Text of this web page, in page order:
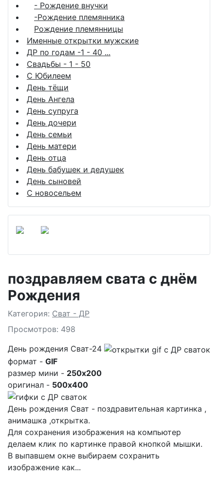
- Рождение внучки
-Рождение племянника
Рождение племянницы
Именные открытки мужские
ДР по годам -1 - 40 ...
Свадьбы - 1 - 50
С Юбилеем
День тёщи
День Ангела
День супруга
День дочери
День семьи
День матери
День отца
День бабушек и дедушек
День сыновей
С новосельем
поздравляем свата с днём
Рождения
Подробности
Категория: Сват - ДР
Просмотров: 498
День рождения Сват-24
формат - GIF
размер мини - 250x200
оригинал - 500x400
День рождения Сват - поздравительная картинка ,
анимашка ,открытка.
Для сохранения изображения на компьютер
делаем клик по картинке правой кнопкой мышки.
В выпавшем окне выбираем сохранить
изображение как...